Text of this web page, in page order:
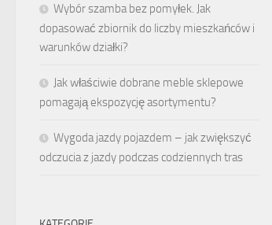
Wybór szamba bez pomyłek. Jak
dopasować zbiornik do liczby mieszkańców i
warunków działki?
Jak właściwie dobrane meble sklepowe
pomagają ekspozycję asortymentu?
Wygoda jazdy pojazdem – jak zwiększyć
odczucia z jazdy podczas codziennych tras